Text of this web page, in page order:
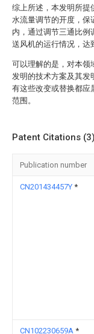
综上所述，本发明所提
水流量调节的开度，保
内，通过调节三通比例
送风机的运行情况，达
可以理解的是，对本领
发明的技术方案及其发
有这些改变或替换都应
范围。
Patent Citations (3)
Publication number
CN201434457Y *
CN102230659A *